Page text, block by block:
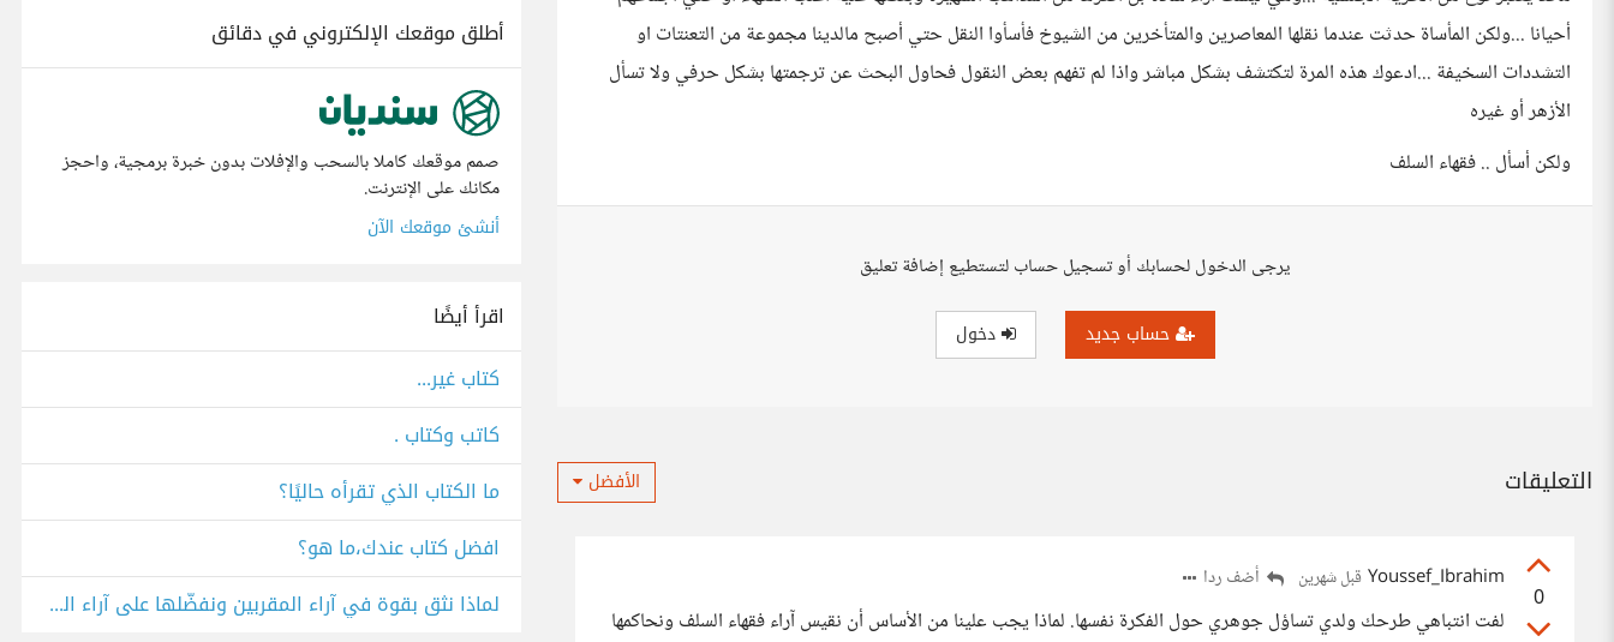
أحيانا ...ولكن المأساة حدثت عندما نقلها المعاصرين والمتأخرين من الشيوخ فأسأوا النقل حتي أصبح مالدينا مجموعة من التعنتات او
التشددات السخيفة ...ادعوك هذه المرة لتكتشف بشكل مباشر واذا لم تفهم بعض النقول فحاول البحث عن ترجمتها بشكل حرفي ولا تسأل
الأزهر أو غيره
ولكن أسأل .. فقهاء السلف
يرجى الدخول لحسابك أو تسجيل حساب لتستطيع إضافة تعليق
حساب جديد دخول
التعليقات الأفضل
0
Youssef_Ibrahim قبل شهرين أضف ردا
لفت انتباهي طرحك ولدي تساؤل جوهري حول الفكرة نفسها. لماذا يجب علينا من الأساس أن نقيس آراء فقهاء السلف ونحاكمها
أطلق موقعك الإلكتروني في دقائق
صمم موقعك كاملا بالسحب والإفلات بدون خبرة برمجية، واحجز
مكانك على الإنترنت.
أنشئ موقعك الآن
اقرأ أيضًا
كتاب غير...
كاتب وكتاب .
ما الكتاب الذي تقرأه حاليًا؟
افضل كتاب عندك،ما هو؟
لماذا نثق بقوة في آراء المقربين ونفضّلها على آراء الخبراء الأغراب؟ من كتاب جغرافية الفكر